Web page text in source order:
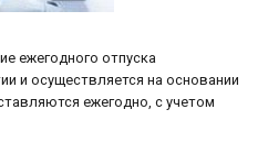
ежегодного отпуска
и осуществляется на основании
ежегодно, с учетом